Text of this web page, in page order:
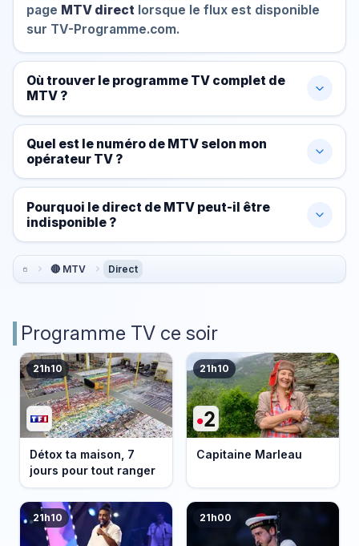
page MTV direct lorsque le flux est disponible
sur TV-Programme.com.
Où trouver le programme TV complet de
MTV ?
Quel est le numéro de MTV selon mon
opérateur TV ?
Pourquoi le direct de MTV peut-il être
indisponible ?
🔴 MTV Direct
Programme TV ce soir
21h10
Détox ta maison, 7
jours pour tout ranger
21h10
Capitaine Marleau
21h10 21h00